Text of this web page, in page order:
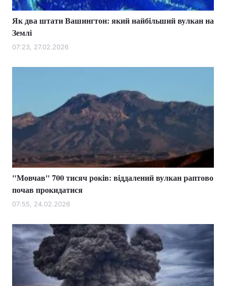
Як два штати Вашингтон: який найбільший вулкан на
Землі
07:23, 27.02.2026
"Мовчав" 700 тисяч років: віддалений вулкан раптово
почав прокидатися
07:55, 24.02.2026